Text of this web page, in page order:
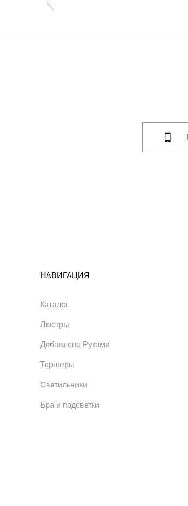
НАВИГАЦИЯ
Каталог
Люстры
Добавлено Руками
Торшеры
Светильники
Бра и подсветки